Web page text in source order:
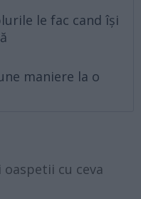
le fac cand își
maniere la o
cu ceva